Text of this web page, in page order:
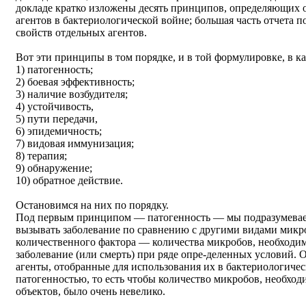
докладе кратко изложены десять принципов,
агентов в бактериологической войне; большая часть отчета
свойств отдельных агентов.
Вот эти принципы в том порядке, и в той формулировке, в
1) патогенность;
2) боевая эффективность;
3) наличие возбудителя;
4) устойчивость,
5) пути передачи,
6) эпидемичность;
7) видовая иммунизация;
8) терапия;
9) обнаружение;
10) обратное действие.
Остановимся на них по порядку.
Под первым принципом — патогенность — мы
вызывать заболевание по сравнению с другими видами
количественного фактора — количества микробов,
заболевание (или смерть) при ряде опре-деленных условий.
агенты, отобранные для использования их в
патогенностью, то есть чтобы количество микробов,
объектов, было очень невелико.